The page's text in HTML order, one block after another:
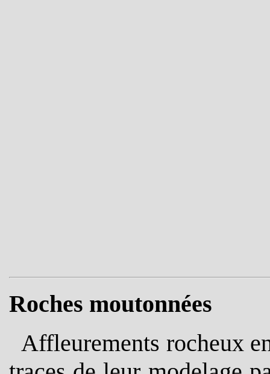
Roches moutonnées
Affleurements rocheux